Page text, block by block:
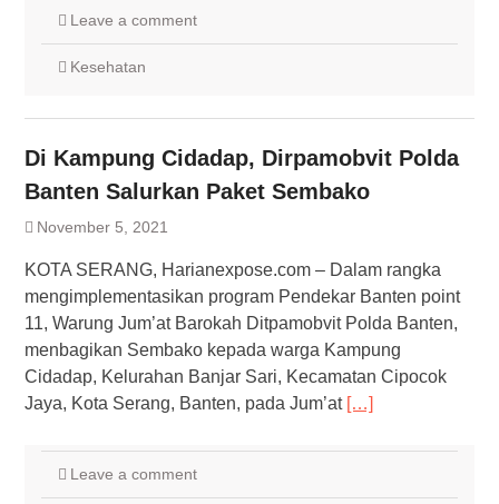
Leave a comment
Kesehatan
Di Kampung Cidadap, Dirpamobvit Polda
Banten Salurkan Paket Sembako
November 5, 2021
KOTA SERANG, Harianexpose.com – Dalam rangka
mengimplementasikan program Pendekar Banten point
11, Warung Jum’at Barokah Ditpamobvit Polda Banten,
menbagikan Sembako kepada warga Kampung
Cidadap, Kelurahan Banjar Sari, Kecamatan Cipocok
Jaya, Kota Serang, Banten, pada Jum’at […]
Leave a comment